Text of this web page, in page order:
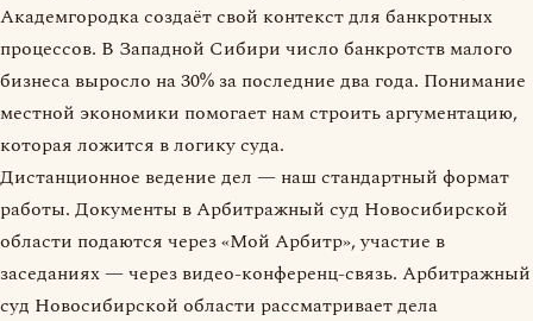
Академгородка создаёт свой контекст для банкротных
процессов. В Западной Сибири число банкротств малого
бизнеса выросло на 30% за последние два года. Понимание
местной экономики помогает нам строить аргументацию,
которая ложится в логику суда.
Дистанционное ведение дел — наш стандартный формат
работы. Документы в Арбитражный суд Новосибирской
области подаются через «Мой Арбитр», участие в
заседаниях — через видео-конференц-связь. Арбитражный
суд Новосибирской области рассматривает дела